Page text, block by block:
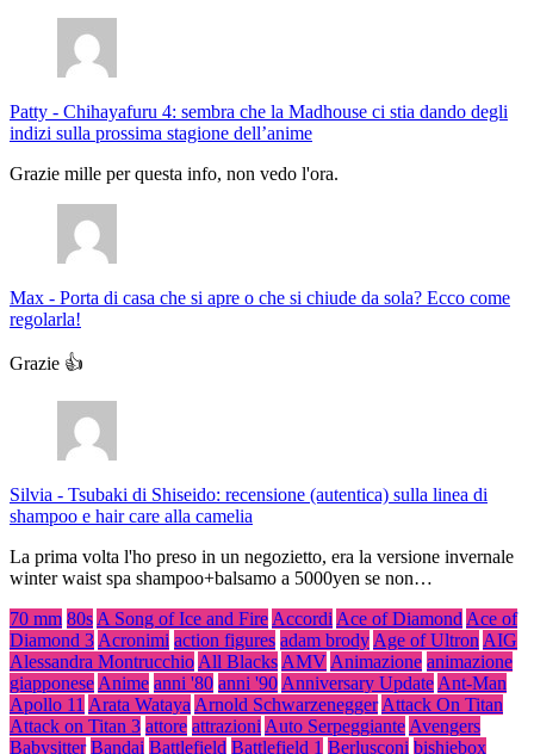
Patty - Chihayafuru 4: sembra che la Madhouse ci stia dando degli
indizi sulla prossima stagione dell’anime
Grazie mille per questa info, non vedo l'ora.
Max - Porta di casa che si apre o che si chiude da sola? Ecco come
regolarla!
Grazie 👍
Silvia - Tsubaki di Shiseido: recensione (autentica) sulla linea di
shampoo e hair care alla camelia
La prima volta l'ho preso in un negozietto, era la versione invernale
winter waist spa shampoo+balsamo a 5000yen se non…
70 mm 80s A Song of Ice and Fire Accordi Ace of Diamond Ace of
Diamond 3 Acronimi action figures adam brody Age of Ultron AIG
Alessandra Montrucchio All Blacks AMV Animazione animazione
giapponese Anime anni '80 anni '90 Anniversary Update Ant-Man
Apollo 11 Arata Wataya Arnold Schwarzenegger Attack On Titan
Attack on Titan 3 attore attrazioni Auto Serpeggiante Avengers
Babysitter Bandai Battlefield Battlefield 1 Berlusconi bishiebox